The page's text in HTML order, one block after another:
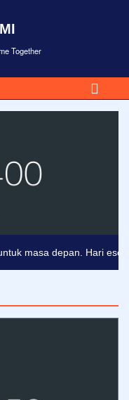
Together
masa depan. Hari esok